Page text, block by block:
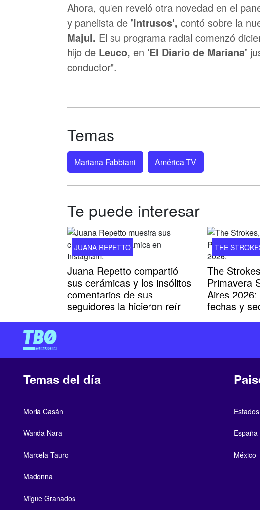
Ahora, quien reveló otra novedad en el
y panelista de 'Intrusos', contó sobre la
Majul. El su programa radial comenzó
hijo de Leuco, en 'El Diario de Mariana'
conductor".
Temas
Mariana Fabbiani América TV
Te puede interesar
JUANA REPETTO
Juana Repetto compartió
sus cerámicas y los insólitos
comentarios de sus
seguidores la hicieron reír
THE
The
Primavera
Aires
fechas y
Temas del día
Moria Casán
Wanda Nara
Marcela Tauro
Madonna
Migue Granados
España
México